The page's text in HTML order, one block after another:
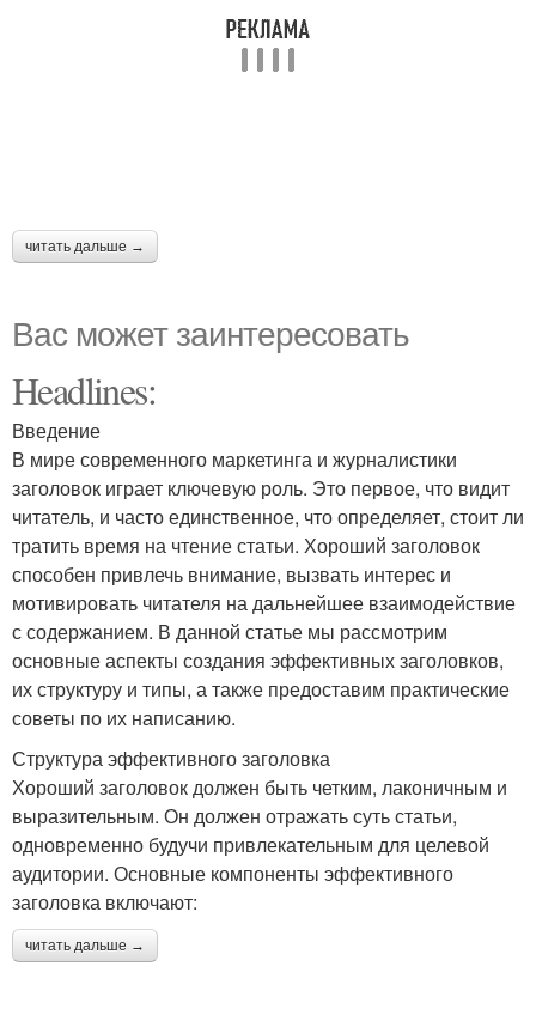
читать дальше →
Вас может заинтересовать
Headlines:
Введение
В мире современного маркетинга и журналистики
заголовок играет ключевую роль. Это первое, что видит
читатель, и часто единственное, что определяет, стоит ли
тратить время на чтение статьи. Хороший заголовок
способен привлечь внимание, вызвать интерес и
мотивировать читателя на дальнейшее взаимодействие
с содержанием. В данной статье мы рассмотрим
основные аспекты создания эффективных заголовков,
их структуру и типы, а также предоставим практические
советы по их написанию.
Структура эффективного заголовка
Хороший заголовок должен быть четким, лаконичным и
выразительным. Он должен отражать суть статьи,
одновременно будучи привлекательным для целевой
аудитории. Основные компоненты эффективного
заголовка включают:
читать дальше →